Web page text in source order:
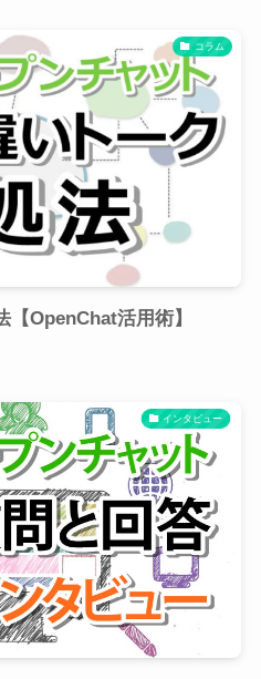
コラム
OpenChat活用術】
インタビュー